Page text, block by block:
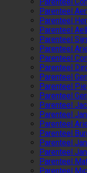
Parenteel
Parenteel
Parenteel
Parenteel
Parenteel
Parenteel
Parenteel
Parenteel
Parenteel
Parenteel
Parenteel
Parenteel
Parenteel
Parenteel
Parenteel
Parenteel
Parenteel
Parenteel